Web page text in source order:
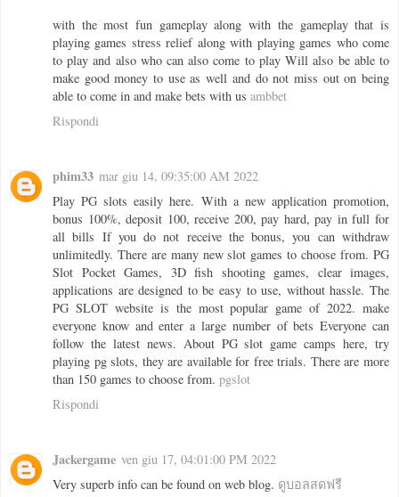
with the most fun gameplay along with the gameplay that is
playing games stress relief along with playing games who come
to play and also who can also come to play Will also be able to
make good money to use as well and do not miss out on being
able to come in and make bets with us ambbet
Rispondi
phim33 mar giu 14, 09:35:00 AM 2022
Play PG slots easily here. With a new application promotion,
bonus 100%, deposit 100, receive 200, pay hard, pay in full for
all bills If you do not receive the bonus, you can withdraw
unlimitedly. There are many new slot games to choose from. PG
Slot Pocket Games, 3D fish shooting games, clear images,
applications are designed to be easy to use, without hassle. The
PG SLOT website is the most popular game of 2022. make
everyone know and enter a large number of bets Everyone can
follow the latest news. About PG slot game camps here, try
playing pg slots, they are available for free trials. There are more
than 150 games to choose from. pgslot
Rispondi
Jackergame ven giu 17, 04:01:00 PM 2022
Very superb info can be found on web blog. ดูบอลสดฟรี